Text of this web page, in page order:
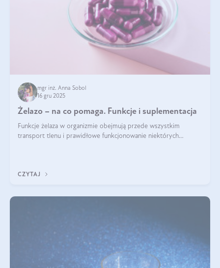
mgr inż. Anna Sobol
16 gru 2025
Żelazo – na co pomaga. Funkcje i suplementacja
Funkcje żelaza w organizmie obejmują przede wszystkim
transport tlenu i prawidłowe funkcjonowanie niektórych
CZYTAJ